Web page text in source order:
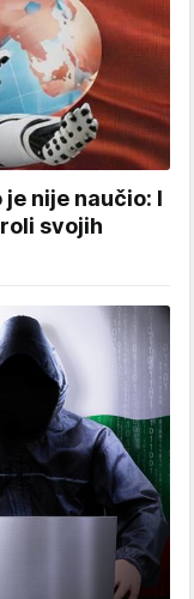
nije naučio: I
svojih